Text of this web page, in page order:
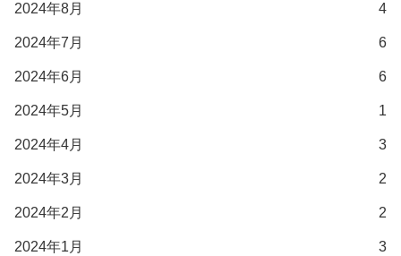
2024年8月 4
2024年7月 6
2024年6月 6
2024年5月 1
2024年4月 3
2024年3月 2
2024年2月 2
2024年1月 3